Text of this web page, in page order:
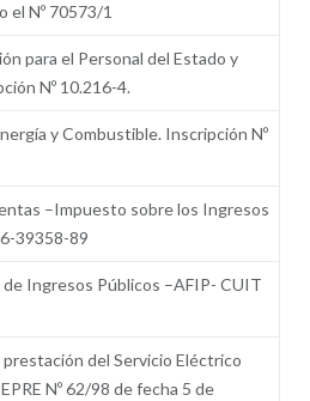
el Nº 70573/1
para el Personal del Estado y
Nº 10.216-4.
y Combustible. Inscripción Nº
–Impuesto sobre los Ingresos
39358-89
Ingresos Públicos –AFIP- CUIT
del Servicio Eléctrico
Nº 62/98 de fecha 5 de